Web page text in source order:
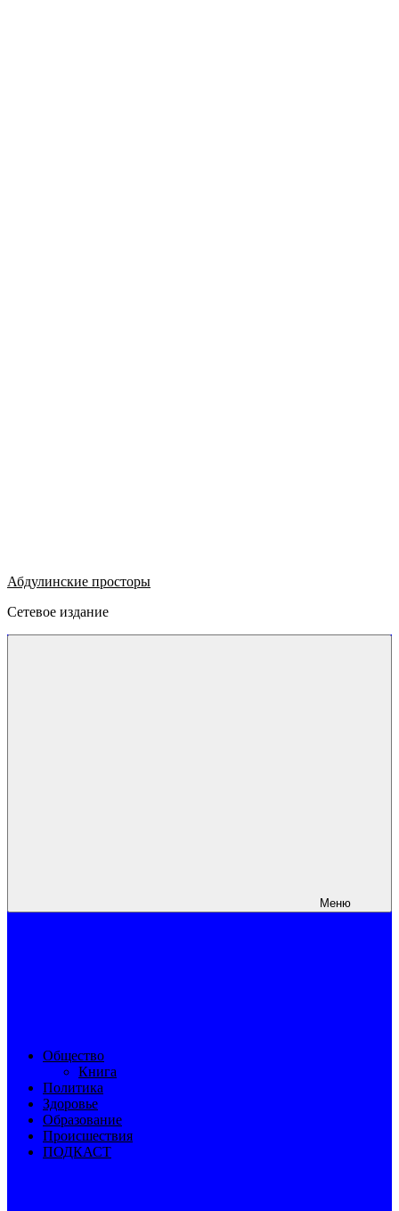
Абдулинские просторы
Сетевое издание
Меню
Общество
Книга
Политика
Здоровье
Образование
Происшествия
ПОДКАСТ